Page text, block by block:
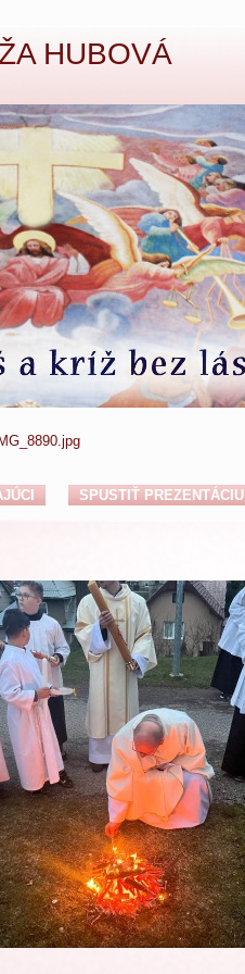
HUBOVÁ
IMG_8890.jpg
SPUSTIŤ PREZENTÁCIU